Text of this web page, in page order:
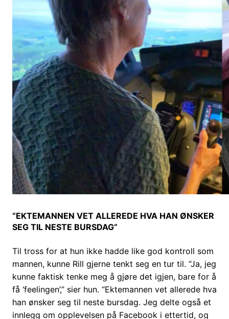
“EKTEMANNEN VET ALLEREDE HVA HAN ØNSKER
SEG TIL NESTE BURSDAG”
Til tross for at hun ikke hadde like god kontroll som
mannen, kunne Rill gjerne tenkt seg en tur til. “Ja, jeg
kunne faktisk tenke meg å gjøre det igjen, bare for å
få ‘feelingen’,” sier hun. “Ektemannen vet allerede hva
han ønsker seg til neste bursdag. Jeg delte også et
innlegg om opplevelsen på Facebook i ettertid, og